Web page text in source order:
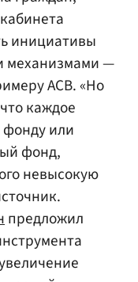
инициативы
механизмами —
АСВ. «Но
каждое
фонду или
фонд,
невысокую
предложил